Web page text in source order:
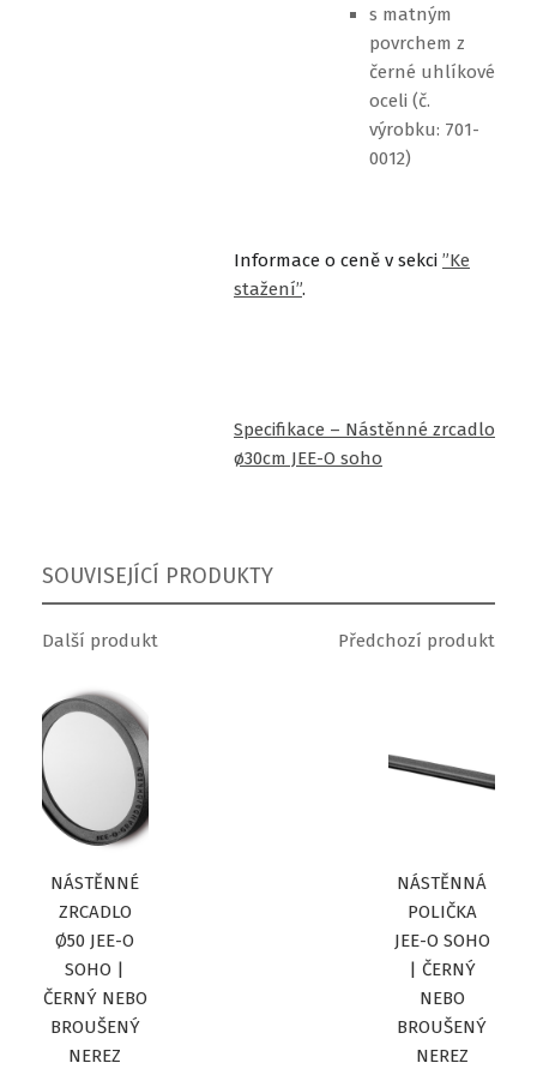
s matným
povrchem z
černé uhlíkové
oceli (č.
výrobku: 701-
0012)
Informace o ceně v sekci ”Ke
stažení”.
Specifikace – Nástěnné zrcadlo
ø30cm JEE-O soho
SOUVISEJÍCÍ PRODUKTY
Další produkt
NÁSTĚNNÉ
ZRCADLO
Ø50 JEE-O
SOHO |
ČERNÝ NEBO
BROUŠENÝ
NEREZ
Předchozí produkt
NÁSTĚNNÁ
POLIČKA
JEE-O SOHO
| ČERNÝ
NEBO
BROUŠENÝ
NEREZ